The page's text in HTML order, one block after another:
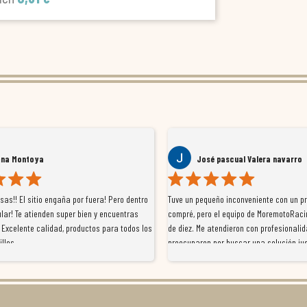
Montoya
El sitio engaña por fuera! Pero dentro
Te atienden super bien y encuentras
calidad, productos para todos los
José pascual Valera navarro
Tuve un pequeño inconveniente con un
compré, pero el equipo de
de diez. Me atendieron con
preocuparon por buscar una solución
con el cliente, y me ofrecieron unas